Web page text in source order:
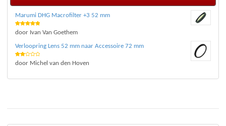
Marumi DHG Macrofilter +3 52 mm
Waardering
door Ivan Van Goethem
Verloopring Lens 52 mm naar Accessoire 72 mm
Waar
door Michel van den Hoven